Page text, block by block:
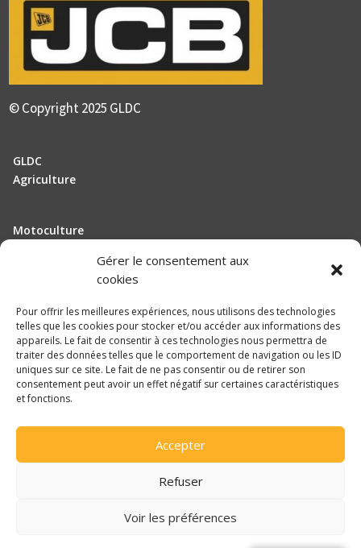
Gérer le consentement aux
cookies
Pour offrir les meilleures expériences, nous utilisons des technologies
telles que les cookies pour stocker et/ou accéder aux informations des
appareils. Le fait de consentir à ces technologies nous permettra de
traiter des données telles que le comportement de navigation ou les ID
uniques sur ce site. Le fait de ne pas consentir ou de retirer son
consentement peut avoir un effet négatif sur certaines caractéristiques
et fonctions.
Accepter
Refuser
Voir les préférences
© Copyright 2025 GLDC
GLDC
Agriculture
Motoculture
Recrutement
Mentions légales
Politique de confidentialité
Une réalisationDLW Communication